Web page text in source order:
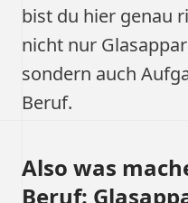
bist du hier genau
nicht nur
sondern auch
Beruf.
Also was
Beruf: